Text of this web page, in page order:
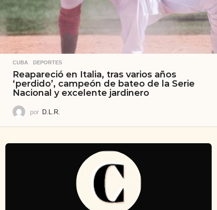
CUBA ,DEPORTES
Reapareció en Italia, tras varios años
‘perdido’, campeón de bateo de la Serie
Nacional y excelente jardinero
por D.L.R.